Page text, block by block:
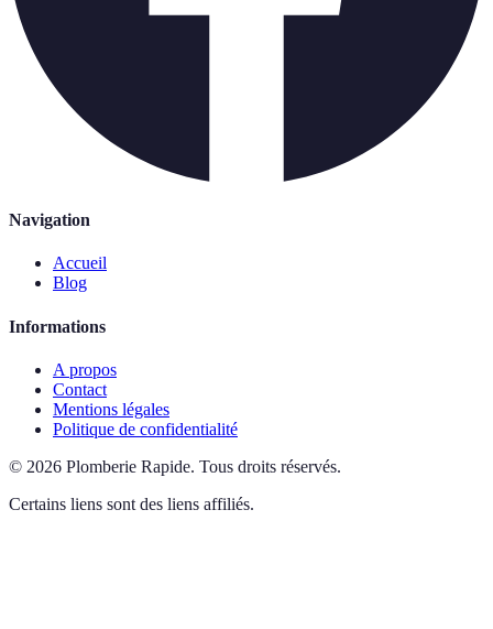
Navigation
Accueil
Blog
Informations
A propos
Contact
Mentions légales
Politique de confidentialité
© 2026 Plomberie Rapide. Tous droits réservés.
Certains liens sont des liens affiliés.